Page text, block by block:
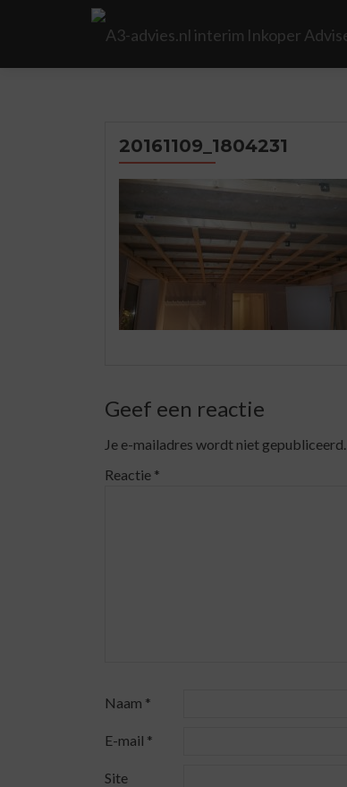
20161109_1804231
Geef een reactie
Je e-mailadres wordt niet gepubliceerd.
Reactie *
Naam *
E-mail *
Site